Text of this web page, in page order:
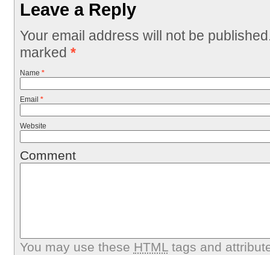
Leave a Reply
Your email address will not be
marked *
Name *
Email *
Website
Comment
You may use these HTMLtags and